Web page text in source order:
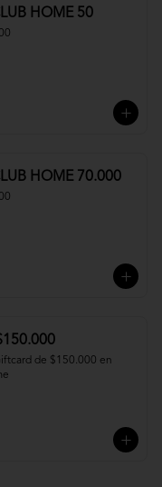
HOME 50
HOME 70.000
de $150.000 en